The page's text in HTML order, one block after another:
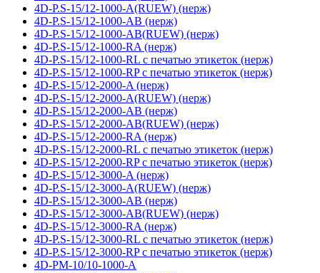
4D-P.S-15/12-1000-A(RUEW) (нерж)
4D-P.S-15/12-1000-AB (нерж)
4D-P.S-15/12-1000-AB(RUEW) (нерж)
4D-P.S-15/12-1000-RA (нерж)
4D-P.S-15/12-1000-RL с печатью этикеток (нерж)
4D-P.S-15/12-1000-RP с печатью этикеток (нерж)
4D-P.S-15/12-2000-A (нерж)
4D-P.S-15/12-2000-A(RUEW) (нерж)
4D-P.S-15/12-2000-AB (нерж)
4D-P.S-15/12-2000-AB(RUEW) (нерж)
4D-P.S-15/12-2000-RA (нерж)
4D-P.S-15/12-2000-RL с печатью этикеток (нерж)
4D-P.S-15/12-2000-RP с печатью этикеток (нерж)
4D-P.S-15/12-3000-A (нерж)
4D-P.S-15/12-3000-A(RUEW) (нерж)
4D-P.S-15/12-3000-AB (нерж)
4D-P.S-15/12-3000-AB(RUEW) (нерж)
4D-P.S-15/12-3000-RA (нерж)
4D-P.S-15/12-3000-RL с печатью этикеток (нерж)
4D-P.S-15/12-3000-RP с печатью этикеток (нерж)
4D-PM-10/10-1000-A